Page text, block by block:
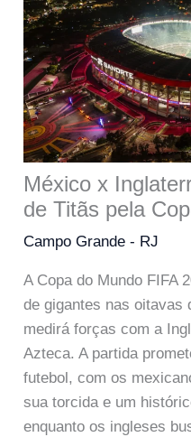
México x
de Titãs pela
Campo Grande - RJ
A Copa do Mundo FIFA
de gigantes nas oitavas
medirá forças com a
Azteca. A partida
futebol, com os
sua torcida e um
enquanto os ingleses